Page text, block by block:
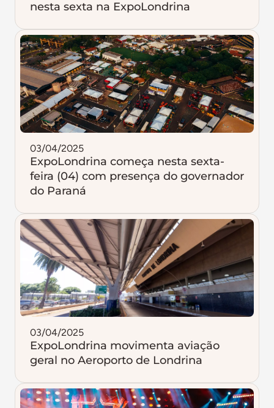
nesta sexta na ExpoLondrina
03/04/2025
ExpoLondrina começa nesta sexta-
feira (04) com presença do governador
do Paraná
03/04/2025
ExpoLondrina movimenta aviação
geral no Aeroporto de Londrina